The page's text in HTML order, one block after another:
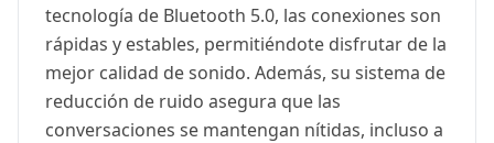
tecnología de Bluetooth 5.0, las conexiones son
rápidas y estables, permitiéndote disfrutar de la
mejor calidad de sonido. Además, su sistema de
reducción de ruido asegura que las
conversaciones se mantengan nítidas, incluso a